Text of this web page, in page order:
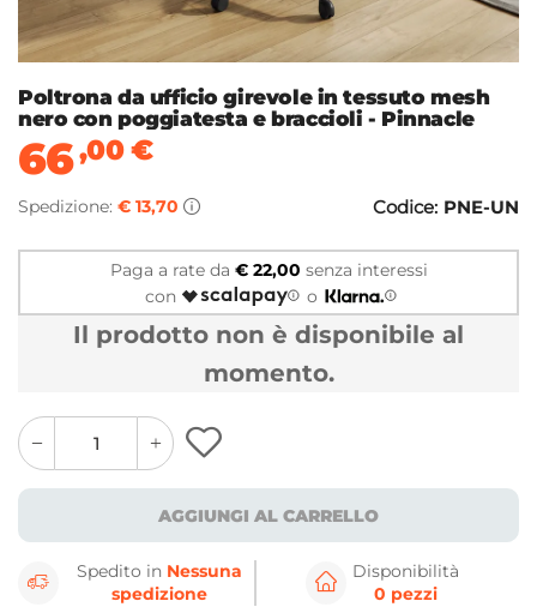
Poltrona da ufficio girevole in tessuto mesh
nero con poggiatesta e braccioli - Pinnacle
66,00€
Spedizione: € 13,70 Codice: PNE-UN
Paga a rate da € 22,00 senza interessi
con
o
Il prodotto non è disponibile al
momento.
quantity
button
quantity
minus
button
AGGIUNGI AL CARRELLO
Spedito in Nessuna
spedizione
Disponibilità
0 pezzi